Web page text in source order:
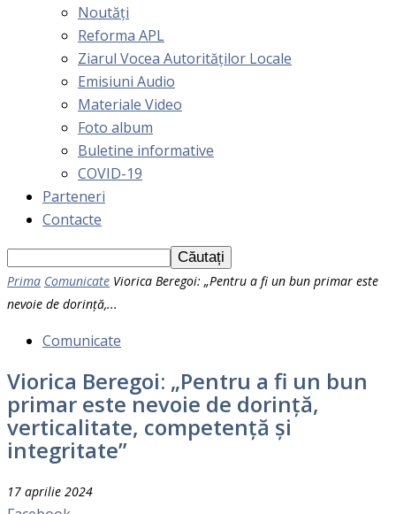
Noutăți
Reforma APL
Ziarul Vocea Autorităților Locale
Emisiuni Audio
Materiale Video
Foto album
Buletine informative
COVID-19
Parteneri
Contacte
Prima Comunicate Viorica Beregoi: „Pentru a fi un bun primar este
nevoie de dorință,...
Comunicate
Viorica Beregoi: „Pentru a fi un bun
primar este nevoie de dorință,
verticalitate, competență și
integritate”
17 aprilie 2024